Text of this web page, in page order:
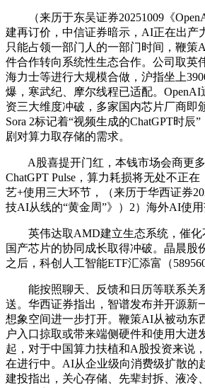
（来历于东吴证券20251009《
建再订价，中信证券暗示，AI正在出产
只能占领一部门人的一部门时间，鞭策
件合作转向系统性生态合作。公司取英
海力士等进行大规模合做，沪指坐上
爆，寒武纪、摩尔线程已适配。
资三大维度冲破，多家国内芯片厂商即
Sora 2标记着“视频生成的ChatGPT时辰
剧对算力取存储的需求。
A股喜提开门红，本钱市场会商更多
ChatGPT Pulse，算力耗损将无处不正
艺+使用三大环节，（来历于华西证券
技AI从线的“黄金周”》）2）海外AI使用
英伟达取AMD建立生态系统，催化
国产芯片的协同成长取得冲破。晶晨股
之后，科创人工智能ETF汇添富（
能按照聊天、反馈和日历等联系关
送。华西证券指出，智谱发布并开源新
想象空间进一步打开。鞭策AI从被动东
户入口掠取或带来端侧硬件和使用大迸
起，对于中国算力扶植和A股投资来说
在进行中。AI从企业级向消费级扩散的
建投指出，关心存储、先辈封拆、液冷